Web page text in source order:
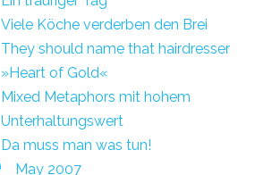
Viele Köche verderben den Brei
They should name that hairdresser
»Heart of Gold«
Mixed Metaphors mit hohem
Unterhaltungswert
Da muss man was tun!
May 2007